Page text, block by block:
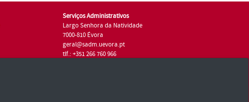
Serviços Administrativos
Largo Senhora da Natividade
7000-810 Évora
geral@sadm.uevora.pt
tlf.: +351 266 760 966